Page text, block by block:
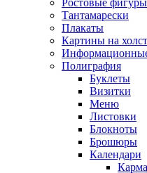
Ростовые фигуры
Тантамарески
Плакаты
Картины на
Полиграфия
Буклеты
Визитки
Меню
Листовки
Блокноты
Брошюры
Календари